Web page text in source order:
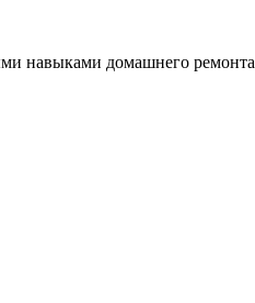
навыками домашнего ремонта